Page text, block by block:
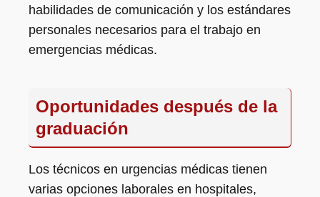
habilidades de comunicación y los estándares
personales necesarios para el trabajo en
emergencias médicas.
Oportunidades después de la
graduación
Los técnicos en urgencias médicas tienen
varias opciones laborales en hospitales,